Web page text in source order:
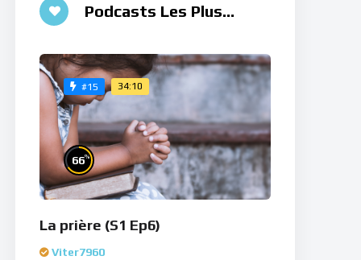
Podcasts Les Plus
#15 34:10
66%
La prière (S1 Ep6)
Viter7960